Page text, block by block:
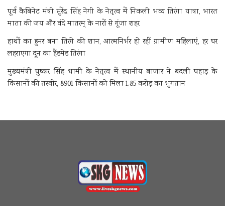
पूर्व कैबिनेट मंत्री सुरेंद्र सिंह नेगी के नेतृत्व में निकली भव्य तिरंगा यात्रा, भारत
माता की जय और वंदे मातरम् के नारों से गूंजा शहर
हाथों का हुनर बना तिरंगे की शान, आत्मनिर्भर हो रहीं ग्रामीण महिलाएं, हर घर
लहराएगा दून का हैंडमेड तिरंगा
मुख्यमंत्री पुष्कर सिंह धामी के नेतृत्व में स्थानीय बाजार ने बदली पहाड़ के
किसानों की तस्वीर, 8901 किसानों को मिला 1.85 करोड़ का भुगतान